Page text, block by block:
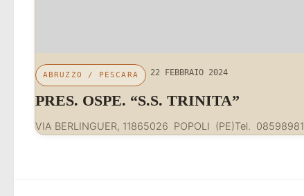
ABRUZZO / PESCARA 22 FEBBRAIO 2024
PRES. OSPE. “S.S. TRINITA”
VIA BERLINGUER, 11865026 POPOLI (PE)Tel. 08598981